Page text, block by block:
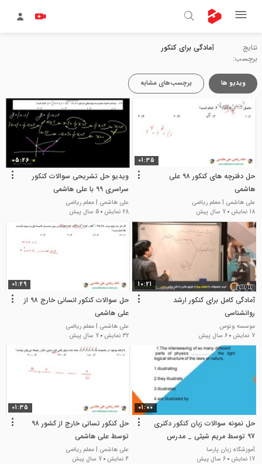
نتایج
برچسب:
آمادگی برای کنکور
ویدیو ها برچسب‌های مشابه
01:35
حل دفترچه های کنکور ۹۸ علی
هاشمی
علی هاشمی | معلم ریاضی
18 نمایش
7 سال پیش
05:26
ویدیو حل تشریحی سوالات کنکور
سراسری 99 با علی هاشمی
علی هاشمی | معلم ریاضی
28 نمایش
5 سال پیش
10:21
آمادگی کامل برای کنکور ارشد
روانشناسی
موسسه ونوس
7 نمایش
6 سال پیش
01:29
حل سوالات کنکور انسانی خارج ۹۸ از
علی هاشمی
علی هاشمی | معلم ریاضی
32 نمایش
7 سال پیش
01:00
حل نمونه سوالات زبان کنکور دکتری
97 توسط مریم شیثی _ مدرس
اختصاصی زبانPHD
آموزشگاه زبان پارسا
17 نمایش
6 سال پیش
01:35
حل کنکور تسانی خارج از کشور ۹۸
توسط علی هاشمی
علی هاشمی | معلم ریاضی
4 نمایش
7 سال پیش